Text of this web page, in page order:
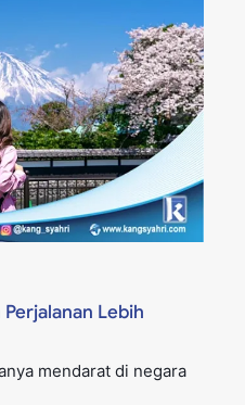
Lebih
mendarat di negara